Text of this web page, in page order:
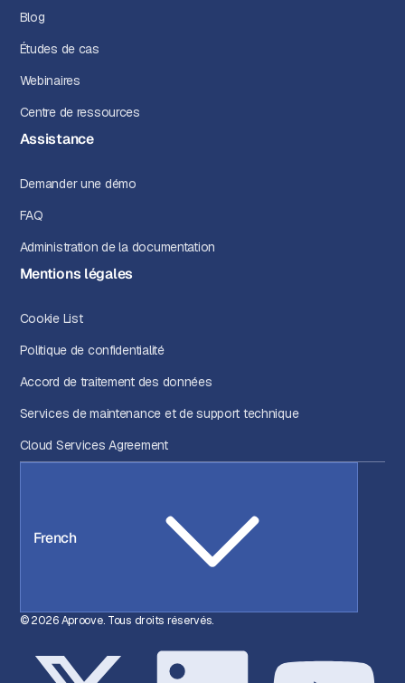
Blog
Études de cas
Webinaires
Centre de ressources
Assistance
Demander une démo
FAQ
Administration de la documentation
Mentions légales
Cookie List
Politique de confidentialité
Accord de traitement des données
Services de maintenance et de support technique
Cloud Services Agreement
French
© 2026 Aproove. Tous droits réservés.